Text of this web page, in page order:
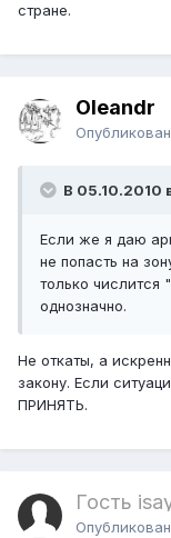
стране.
Oleandr
В 05.10.2010
Если же я даю
не попасть на
только числится
однозначно.
Не откаты, а
закону. Если
ПРИНЯТЬ.
Гость